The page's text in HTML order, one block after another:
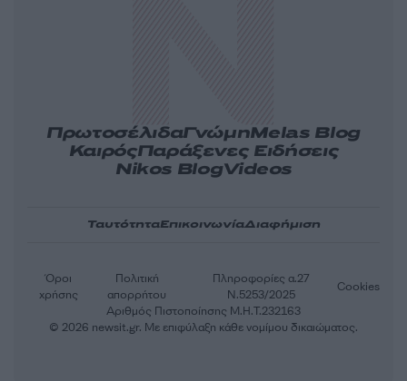
ΠρωτοσέλιδαΓνώμηMelas Blog
ΚαιρόςΠαράξενες Ειδήσεις
Nikos BlogVideos
ΤαυτότηταΕπικοινωνίαΔιαφήμιση
Αριθμός Πιστοποίησης Μ.Η.Τ.232163
Όροι
χρήσης
Πολιτική
απορρήτου
Πληροφορίες α.27
Ν.5253/2025
Cookies
© 2026 newsit.gr. Με επιφύλαξη κάθε νομίμου δικαιώματος.